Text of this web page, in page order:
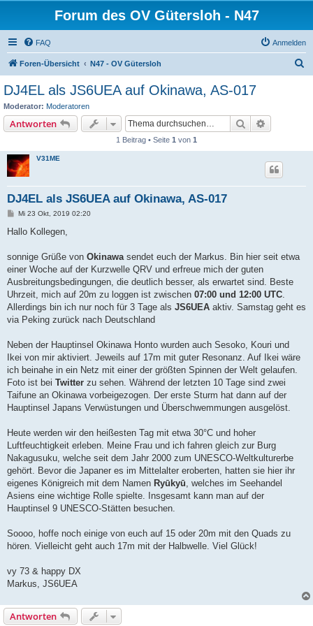
Forum des OV Gütersloh - N47
FAQ Anmelden
Foren-Übersicht N47 - OV Gütersloh
DJ4EL als JS6UEA auf Okinawa, AS-017
Moderator: Moderatoren
Antworten Suche
1 Beitrag • Seite 1 von 1
V31ME
DJ4EL als JS6UEA auf Okinawa, AS-017
B
i
a
Mi 23 Okt, 2019 02:20
Hallo Kollegen,
sonnige Grüße von Okinawa sendet euch der Markus. Bin hier seit etwa
einer Woche auf der Kurzwelle QRV und erfreue mich der guten
Ausbreitungsbedingungen, die deutlich besser, als erwartet sind. Beste
Uhrzeit, mich auf 20m zu loggen ist zwischen 07:00 und 12:00 UTC
Allerdings bin ich nur noch für 3 Tage als JS6UEA aktiv. Samstag geht es
via Peking zurück nach Deutschland
Neben der Hauptinsel Okinawa Honto wurden auch Sesoko, Kouri und
Ikei von mir aktiviert. Jeweils auf 17m mit guter Resonanz. Auf Ikei wäre
ich beinahe in ein Netz mit einer der größten Spinnen der Welt gelaufen.
Foto ist bei Twitter zu sehen. Während der letzten 10 Tage sind zwei
Taifune an Okinawa vorbeigezogen. Der erste Sturm hat dann auf der
Hauptinsel Japans Verwüstungen und Überschwemmungen ausgelöst.
Heute werden wir den heißesten Tag mit etwa 30°C und hoher
Luftfeuchtigkeit erleben. Meine Frau und ich fahren gleich zur Burg
Nakagusuku, welche seit dem Jahr 2000 zum UNESCO-Weltkulturerbe
gehört. Bevor die Japaner es im Mittelalter eroberten, hatten sie hier ihr
eigenes Königreich mit dem Namen Ryūkyū , welches im Seehandel
Asiens eine wichtige Rolle spielte. Insgesamt kann man auf der
Hauptinsel 9 UNESCO-Stätten besuchen.
Soooo, hoffe noch einige von euch auf 15 oder 20m mit den Quads zu
hören. Vielleicht geht auch 17m mit der Halbwelle. Viel Glück!
vy 73 & happy DX
Markus, JS6UEA
Antworten